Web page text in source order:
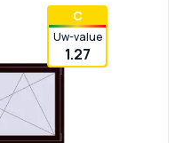
С
Uw-value
1.27